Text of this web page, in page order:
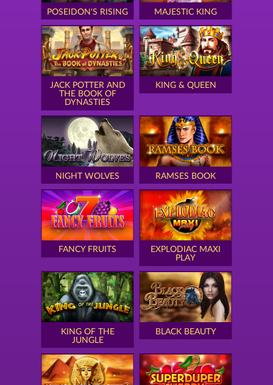
POSEIDON'S RISING MAJESTIC KING
JACK POTTER AND
THE BOOK OF
DYNASTIES
KING & QUEEN
NIGHT WOLVES RAMSES BOOK
FANCY FRUITS
EXPLODIAC MAXI
PLAY
KING OF THE
JUNGLE
BLACK BEAUTY